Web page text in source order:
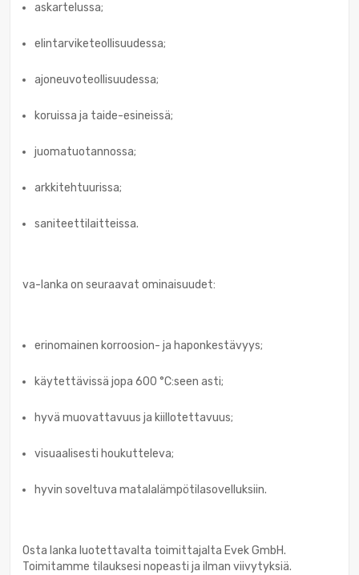
askartelussa;
elintarviketeollisuudessa;
ajoneuvoteollisuudessa;
koruissa ja taide-esineissä;
juomatuotannossa;
arkkitehtuurissa;
saniteettilaitteissa.
va-lanka on seuraavat ominaisuudet:
erinomainen korroosion- ja haponkestävyys;
käytettävissä jopa 600 °C:seen asti;
hyvä muovattavuus ja kiillotettavuus;
visuaalisesti houkutteleva;
hyvin soveltuva matalalämpötilasovelluksiin.
Osta lanka luotettavalta toimittajalta Evek GmbH.
Toimitamme tilauksesi nopeasti ja ilman viivytyksiä.